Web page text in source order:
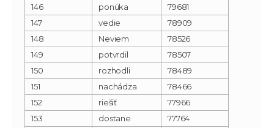
146
ponúka
79681
147
vedie
78909
148
Neviem
78526
149
potvrdil
78507
150
rozhodli
78489
151
nachádza
78466
152
riešiť
77966
153
dostane
77764